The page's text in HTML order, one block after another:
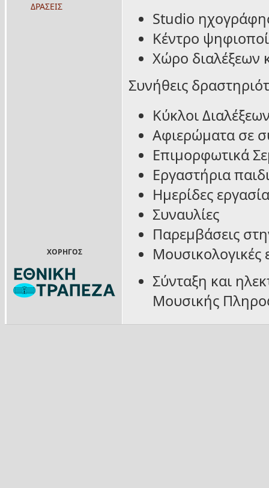
ΔΡΑΣΕΙΣ
Studio
Κέντρο
Χώρο διαλέξεων
Συνήθεις
Κύκλοι
Αφιερώματα σε
Επιμορφωτικά
Εργαστήρια
Ημερίδες
Συναυλίες
Παρεμβάσεις
Μουσικολογικές
Σύνταξη και
Μουσικής
ΧΟΡΗΓΟΣ